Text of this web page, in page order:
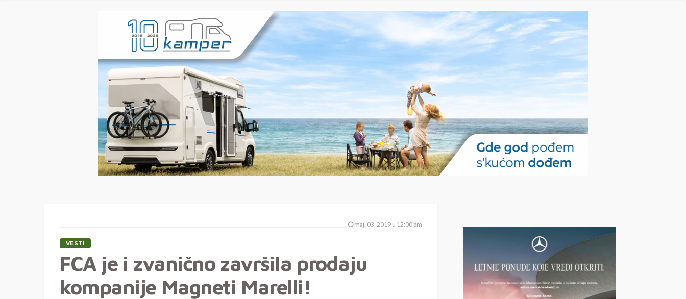
maj. 03, 2019 u 12:00 pm
VESTI
FCA je i zvanično završila prodaju
kompanije Magneti Marelli!